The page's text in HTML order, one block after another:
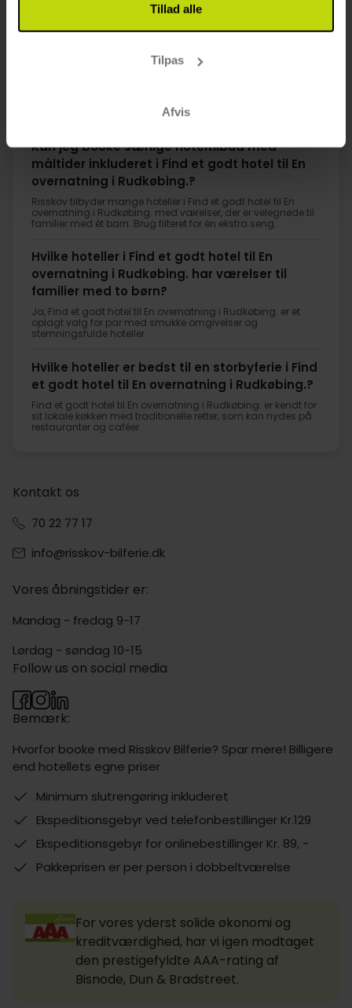
Tillad alle
Tilpas
Afvis
Kan jeg booke særlige hoteltilbud med
måltider inkluderet i Find et godt hotel til En
overnatning i Rudkøbing.?
Risskov tilbyder mange hoteller i Find et godt hotel til En
overnatning i Rudkøbing. med værelser, der er velegnede til
familier med ét barn. Brug filteret for én ekstra seng.
Hvilke hoteller i Find et godt hotel til En
overnatning i Rudkøbing. har værelser til
familier med to børn?
Ja, Find et godt hotel til En overnatning i Rudkøbing. er et
oplagt valg for par med smukke omgivelser og
stemningsfulde hoteller.
Hvilke hoteller er bedst til en storbyferie i Find
et godt hotel til En overnatning i Rudkøbing.?
Find et godt hotel til En overnatning i Rudkøbing. er kendt for
sit lokale køkken med traditionelle retter, som kan nydes på
restauranter og caféer.
Kontakt os
70 22 77 17
info@risskov-bilferie.dk
Vores åbningstider er:
Mandag - fredag 9-17
Lørdag - søndag 10-15
Bemærk:
Hvorfor booke med Risskov Bilferie? Spar mere! Billigere
end hotellets egne priser
Minimum slutrengøring inkluderet
Ekspeditionsgebyr ved telefonbestillinger Kr.129
Ekspeditionsgebyr for onlinebestillinger Kr. 89, -
Pakkeprisen er per person i dobbeltværelse
Follow us on social media
For vores yderst solide økonomi og
kreditværdighed, har vi igen modtaget
den prestigefyldte AAA-rating af
Bisnode, Dun & Bradstreet.